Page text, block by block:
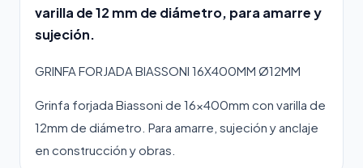
varilla de 12 mm de diámetro, para amarre y
sujeción.
GRINFA FORJADA BIASSONI 16X400MM Ø12MM
Grinfa forjada Biassoni de 16×400mm con varilla de
12mm de diámetro. Para amarre, sujeción y anclaje
en construcción y obras.